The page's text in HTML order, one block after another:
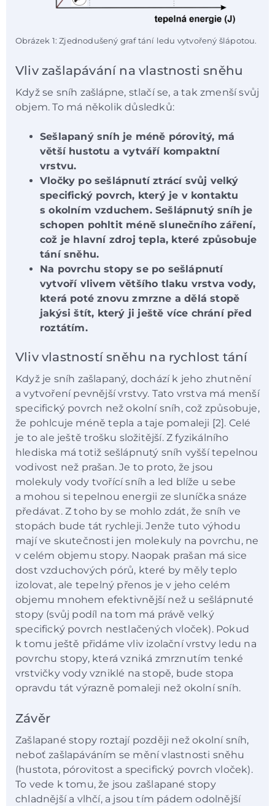
Obrázek 1: Zjednodušený graf tání ledu vytvořený šlápotou.
Vliv zašlapávání na vlastnosti sněhu
Když se sníh zašlápne, stlačí se, a tak zmenší svůj
objem. To má několik důsledků:
Sešlapaný sníh je méně pórovitý, má
větší hustotu a vytváří kompaktní
vrstvu.
Vločky po sešlápnutí ztrácí svůj velký
specifický povrch, který je v kontaktu
s okolním vzduchem. Sešlápnutý sníh je
schopen pohltit méně slunečního záření,
což je hlavní zdroj tepla, které způsobuje
tání sněhu.
Na povrchu stopy se po sešlápnutí
vytvoří vlivem většího tlaku vrstva vody,
která poté znovu zmrzne a dělá stopě
jakýsi štít, který ji ještě více chrání před
roztátím.
Vliv vlastností sněhu na rychlost tání
Když je sníh zašlapaný, dochází k jeho zhutnění
a vytvoření pevnější vrstvy. Tato vrstva má menší
specifický povrch než okolní sníh, což způsobuje,
že pohlcuje méně tepla a taje pomaleji [2]. Celé
je to ale ještě trošku složitější. Z fyzikálního
hlediska má totiž sešlápnutý sníh vyšší tepelnou
vodivost než prašan. Je to proto, že jsou
molekuly vody tvořící sníh a led blíže u sebe
a mohou si tepelnou energii ze sluníčka snáze
předávat. Z toho by se mohlo zdát, že sníh ve
stopách bude tát rychleji. Jenže tuto výhodu
mají ve skutečnosti jen molekuly na povrchu, ne
v celém objemu stopy. Naopak prašan má sice
dost vzduchových pórů, které by měly teplo
izolovat, ale tepelný přenos je v jeho celém
objemu mnohem efektivnější než u sešlápnuté
stopy (svůj podíl na tom má právě velký
specifický povrch nestlačených vloček). Pokud
k tomu ještě přidáme vliv izolační vrstvy ledu na
povrchu stopy, která vzniká zmrznutím tenké
vrstvičky vody vzniklé na stopě, bude stopa
opravdu tát výrazně pomaleji než okolní sníh.
Závěr
Zašlapané stopy roztají později než okolní sníh,
neboť zašlapáváním se mění vlastnosti sněhu
(hustota, pórovitost a specifický povrch vloček).
To vede k tomu, že jsou zašlapané stopy
chladnější a vlhčí, a jsou tím pádem odolnější